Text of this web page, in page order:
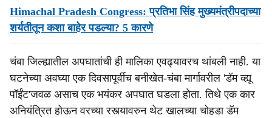
Himachal Pradesh Congress: प्रतिभा सिंह मुख्यमंत्रीपदाच्या
शर्यतीतून कशा बाहेर पडल्या? 5 कारणे
चंबा जिल्ह्यातील अपघातांची ही मालिका एवढ्यावरच थांबली नाही. या
घटनेच्या अवघ्या एक दिवसापूर्वीच बनीखेत-चंबा मार्गावरील 'डॅम व्ह्यू
पॉईंट'जवळ असाच एक भयंकर अपघात घडला होता. तिथे एक कार
अनियंत्रित होऊन वरच्या रस्त्यावरुन थेट खालच्या चोहडा डॅम